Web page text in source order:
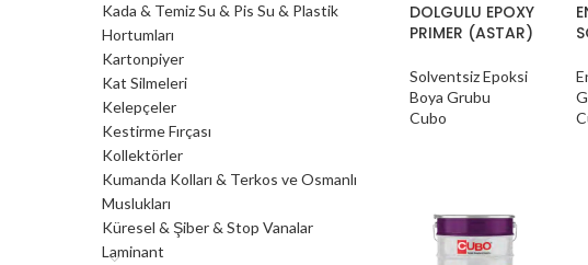
Kada & Temiz Su & Pis Su & Plastik
Hortumları
Kartonpiyer
Kat Silmeleri
Kelepçeler
Kestirme Fırçası
Kollektörler
Kumanda Kolları & Terkos ve Osmanlı
Muslukları
Küresel & Şiber & Stop Vanalar
Laminant
DOLGULU EPOXY
PRIMER (ASTAR)
Solventsiz Epoksi
Boya Grubu
Cubo